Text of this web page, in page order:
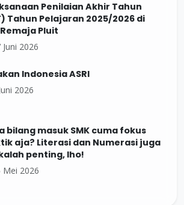
Penilaian Akhir Tahun
Tahun Pelajaran 2025/2026 di
Remaja Pluit
Juni 2026
Indonesia ASRI
2026
bilang masuk SMK cuma fokus
aja? Literasi dan Numerasi juga
penting, lho!
Mei 2026